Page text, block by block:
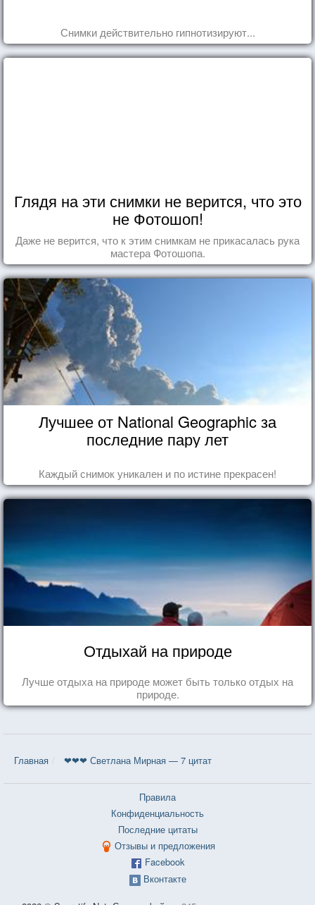
Снимки действительно гипнотизируют...
Глядя на эти снимки не верится, что это
не Фотошоп!
Даже не верится, что к этим снимкам не прикасалась рука
мастера Фотошопа.
Лучшее от National Geographic за
последние пару лет
Каждый снимок уникален и по истине прекрасен!
Отдыхай на природе
Лучше отдыха на природе может быть только отдых на
природе.
Главная ❤❤❤ Светлана Мирная — 7 цитат
Правила
Конфиденциальность
Последние цитаты
Отзывы и предложения
Facebook
Вконтакте